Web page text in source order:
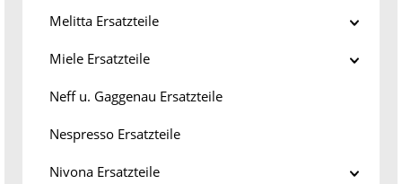
Melitta Ersatzteile
Miele Ersatzteile
Neff u. Gaggenau Ersatzteile
Nespresso Ersatzteile
Nivona Ersatzteile